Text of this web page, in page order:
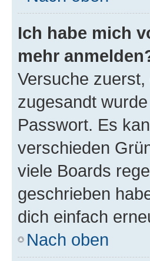
Ich habe mich
mehr
Versuche
zugesandt
Passwort. Es
verschieden
viele Boards
geschrieben
dich einfach
Nach oben